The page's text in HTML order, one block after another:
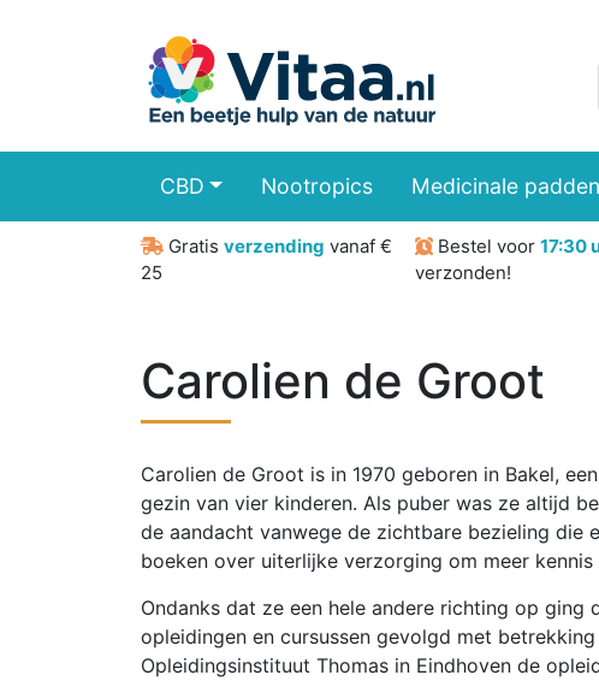
CBD Nootropics Medicinale
Gratis verzending vanaf €
25
Bestel voor17:30
verzonden!
Carolien de Groot
Carolien de Groot is in 1970 geboren in Bakel,
gezin van vier kinderen. Als puber was ze altijd
de aandacht vanwege de zichtbare bezieling die
boeken over uiterlijke verzorging om meer
Ondanks dat ze een hele andere richting op
opleidingen en cursussen gevolgd met
Opleidingsinstituut Thomas in Eindhoven de